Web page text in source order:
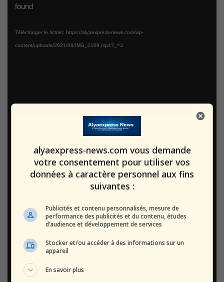
vidéo
found
Télécharger le fichier: https://alyaexpress-news.com/wp-
content/uploads/2021/08/IMG_2109.mp4?_=3
alyaexpress-news.com vous demande
votre consentement pour utiliser vos
données à caractère personnel aux fins
suivantes :
Publicités et contenu personnalisés, mesure de
performance des publicités et du contenu, études
d’audience et développement de services
Stocker et/ou accéder à des informations sur un
appareil
En savoir plus